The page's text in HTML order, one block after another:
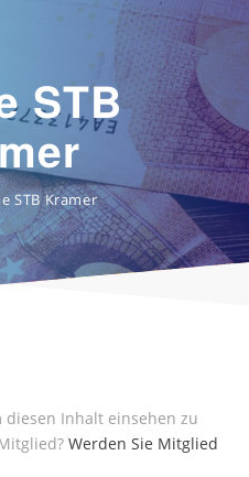
STB
STB Kramer
diesen Inhalt einsehen zu
Werden Sie Mitglied